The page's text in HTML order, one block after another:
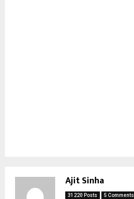
Ajit Sinha
31220 Posts 5 Comments